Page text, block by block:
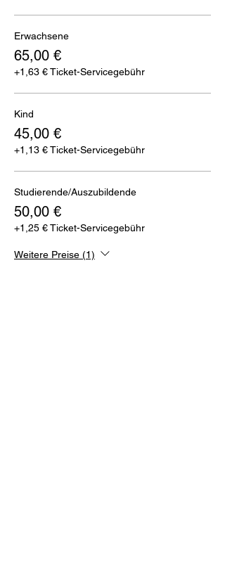
Erwachsene
65,00 €
+1,63 € Ticket-Servicegebühr
Kind
45,00 €
+1,13 € Ticket-Servicegebühr
Studierende/Auszubildende
50,00 €
+1,25 € Ticket-Servicegebühr
Weitere Preise (1)